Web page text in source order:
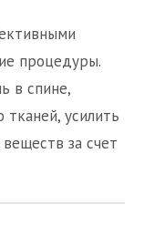
процедуры.
в спине,
усилить
за счет